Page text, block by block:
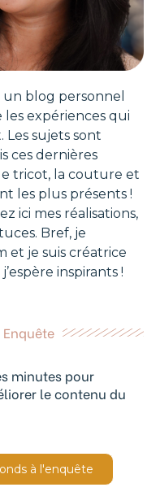
un blog personnel
expériences qui
sujets sont
ces dernières
le tricot, la couture et
les plus présents !
ici mes réalisations,
Bref, je
et je suis créatrice
inspirants !
Enquête
minutes pour
le contenu du
à l'enquête